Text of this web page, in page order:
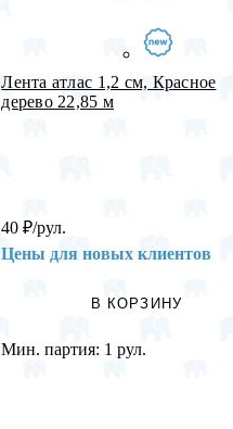
Лента атлас 1,2 см, Красное
дерево 22,85 м
40₽/рул.
Цены для новых клиентов
В КОРЗИНУ
Мин. партия: 1 рул.